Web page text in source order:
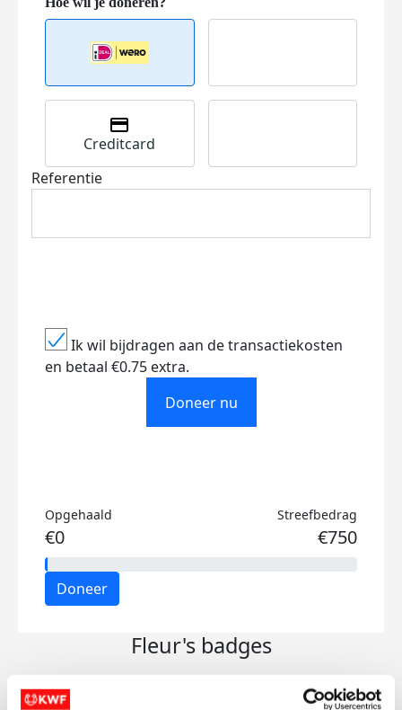
Creditcard
Referentie
Ik wil bijdragen aan de transactiekosten
en betaal €0.75 extra.
Doneer nu
Opgehaald
€0
Streefbedrag
€750
Doneer
Fleur's badges